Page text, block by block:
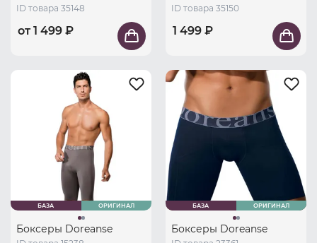
ID товара 35148
от 1 499 ₽
ID товара 35150
1 499 ₽
БАЗА ОРИГИНАЛ
Боксеры Doreanse
БАЗА ОРИГИНАЛ
Боксеры Doreanse